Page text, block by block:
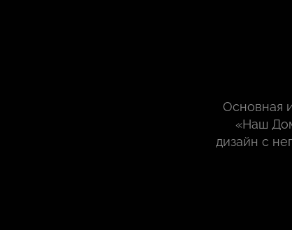
Основная
«Наш
дизайн с